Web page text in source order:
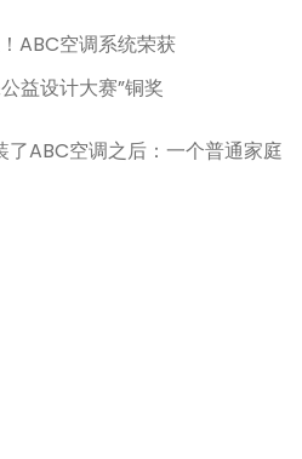
ABC空调系统荣获
益设计大赛”铜奖
了ABC空调之后：一个普通家庭